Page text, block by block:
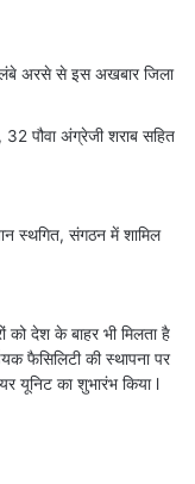
लंबे अरसे से इस अखबार जिला
32 पौवा अंग्रेजी शराब सहित
स्थगित, संगठन में शामिल
को देश के बाहर भी मिलता है
फैसिलिटी की स्थापना पर
यूनिट का शुभारंभ किया l